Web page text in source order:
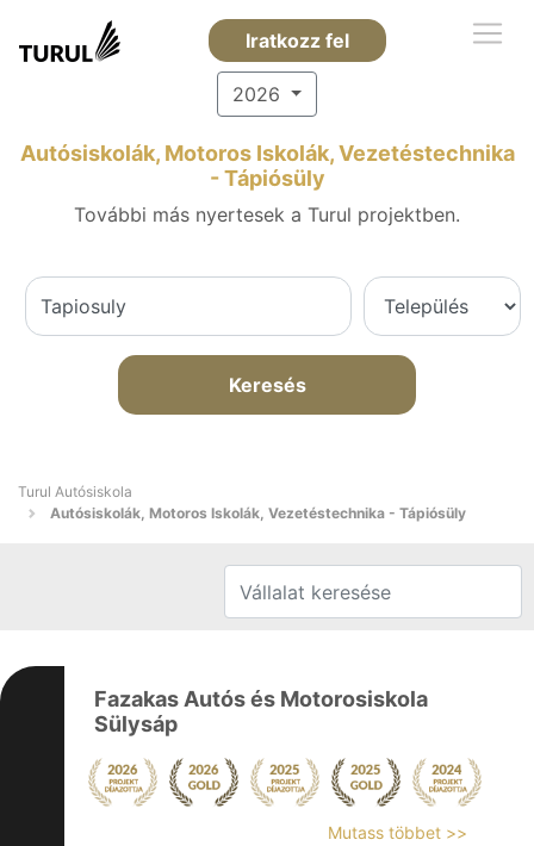
Iratkozz fel
2026
Autósiskolák, Motoros Iskolák, Vezetéstechnika
- Tápiósüly
További más nyertesek a Turul projektben.
Keresés
Turul Autósiskola
Autósiskolák, Motoros Iskolák, Vezetéstechnika - Tápiósüly
Fazakas Autós és Motorosiskola
Sülysáp
Mutass többet >>